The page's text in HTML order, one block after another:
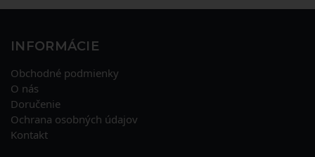
INFORMÁCIE
Obchodné podmienky
O nás
Doručenie
Ochrana osobných údajov
Kontakt